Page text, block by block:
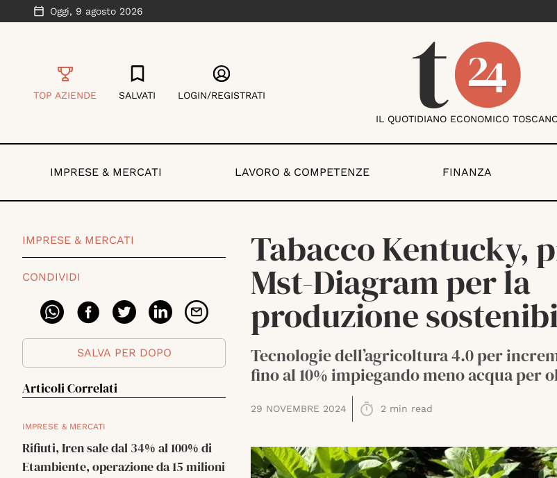
Oggi, 9 agosto 2026
TOP AZIENDE SALVATI LOGIN/REGISTRATI
IL QUOTIDIANO ECONOMICO
IMPRESE & MERCATI LAVORO & COMPETENZE FINANZA
IMPRESE & MERCATI
CONDIVIDI
SALVA PER DOPO
Articoli Correlati
IMPRESE & MERCATI
Rifiuti, Iren sale dal 34% al 100% di
Etambiente, operazione da 15 milioni
Tabacco Kentucky,
Mst-Diagram per la
produzione
Tecnologie dell’agricoltura 4.0 per
fino al 10% impiegando meno acqua per
29 NOVEMBRE 2024 2 min read